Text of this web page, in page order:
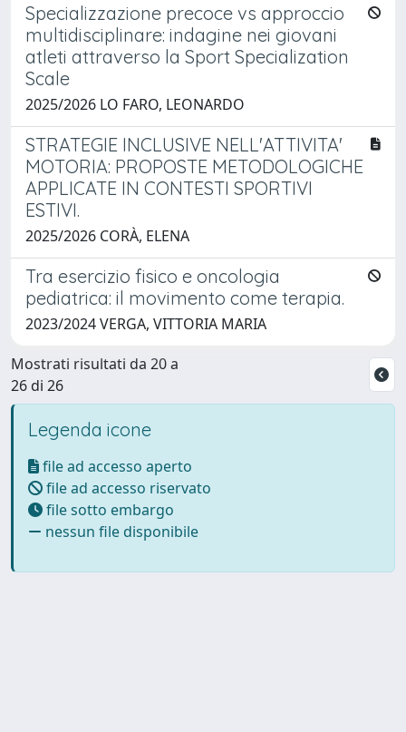
Specializzazione precoce vs approccio
multidisciplinare: indagine nei giovani
atleti attraverso la Sport Specialization
Scale
2025/2026 LO FARO, LEONARDO
STRATEGIE INCLUSIVE NELL'ATTIVITA'
MOTORIA: PROPOSTE METODOLOGICHE
APPLICATE IN CONTESTI SPORTIVI
ESTIVI.
2025/2026 CORÀ, ELENA
Tra esercizio fisico e oncologia
pediatrica: il movimento come terapia.
2023/2024 VERGA, VITTORIA MARIA
Mostrati risultati da 20 a
26 di 26
Legenda icone
file ad accesso aperto
file ad accesso riservato
file sotto embargo
nessun file disponibile